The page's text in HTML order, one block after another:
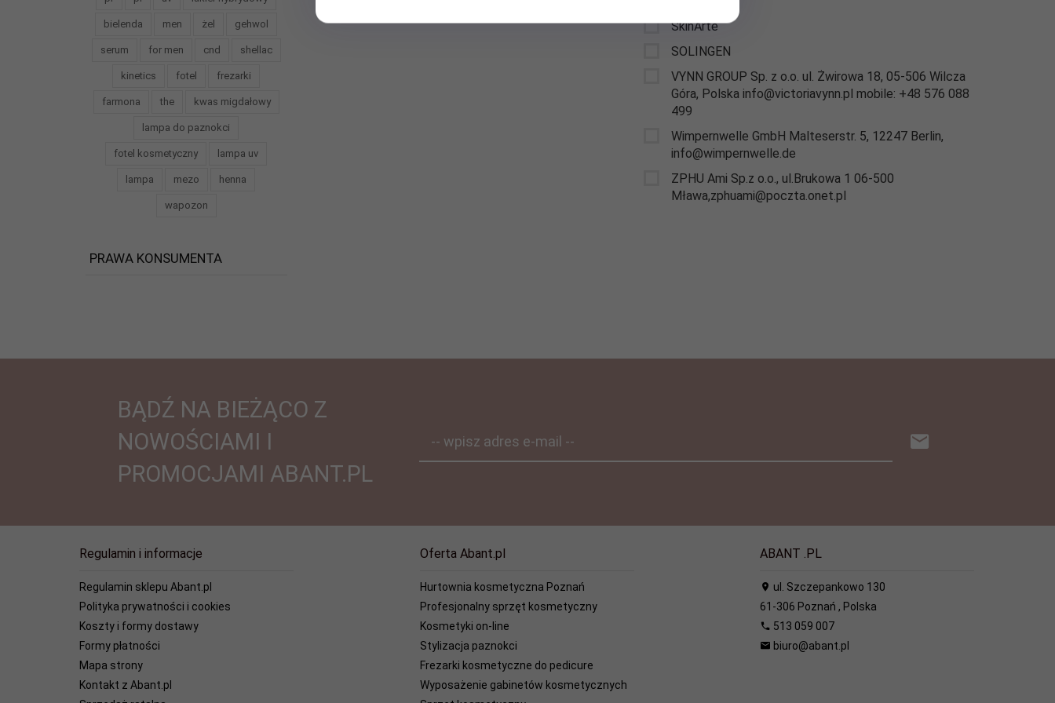
bielenda men żel gehwol
serum for men cnd shellac
kinetics fotel frezarki
farmona the kwas migdałowy
lampa do paznokci
fotel kosmetyczny lampa uv
lampa mezo henna
wapozon
PRAWA KONSUMENTA
SkinArté
SOLINGEN
VYNN GROUP Sp. z o.o. ul. Żwirowa 18, 05-506 Wilcza
Góra, Polska info@victoriavynn.pl mobile: +48 576 088
499
Wimpernwelle GmbH Malteserstr. 5, 12247 Berlin,
info@wimpernwelle.de
ZPHU Ami Sp.z o.o., ul.Brukowa 1 06-500
Mława,zphuami@poczta.onet.pl
BĄDŹ NA BIEŻĄCO Z
NOWOŚCIAMI I
PROMOCJAMI ABANT.PL
-- wpisz adres e-mail --
Regulamin i informacje
Regulamin sklepu Abant.pl
Polityka prywatności i cookies
Koszty i formy dostawy
Formy płatności
Mapa strony
Kontakt z Abant.pl
Oferta Abant.pl
Hurtownia kosmetyczna Poznań
Profesjonalny sprzęt kosmetyczny
Kosmetyki on-line
Stylizacja paznokci
Frezarki kosmetyczne do pedicure
Wyposażenie gabinetów kosmetycznych
ABANT .PL
ul. Szczepankowo 130
61-306 Poznań , Polska
513 059 007
biuro@abant.pl